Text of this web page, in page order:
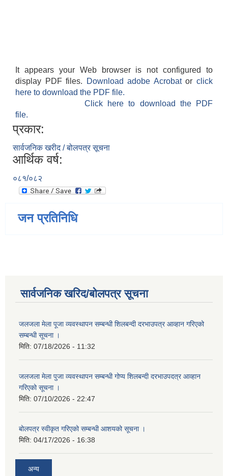
It appears your Web browser is not configured to
display PDF files.
Download adobe Acrobatorclick
here to download the PDF file.
Click here to download the PDF
file.
प्रकार:
सार्वजनिक खरीद / बोलपत्र सूचना
आर्थिक वर्ष:
०८१/०८२
जन प्रतिनिधि
सार्वजनिक खरिद/बोलपत्र सूचना
जलजला मेला पूजा व्यवस्थापन सम्बन्धी शिलबन्दी दरभाउपत्र आव्हान गरिएको
सम्बन्धी सूचना ।
मिति: 07/18/2026 - 11:32
जलजला मेला पुजा व्यवस्थापन सम्बन्धी गोप्य शिलबन्दी दरभाउपदत्र आव्हान
गरिएको सूचना ।
मिति: 07/10/2026 - 22:47
बोलपत्र स्वीकृत गरिएको सम्बन्धी आशयको सूचना ।
मिति: 04/17/2026 - 16:38
अन्य